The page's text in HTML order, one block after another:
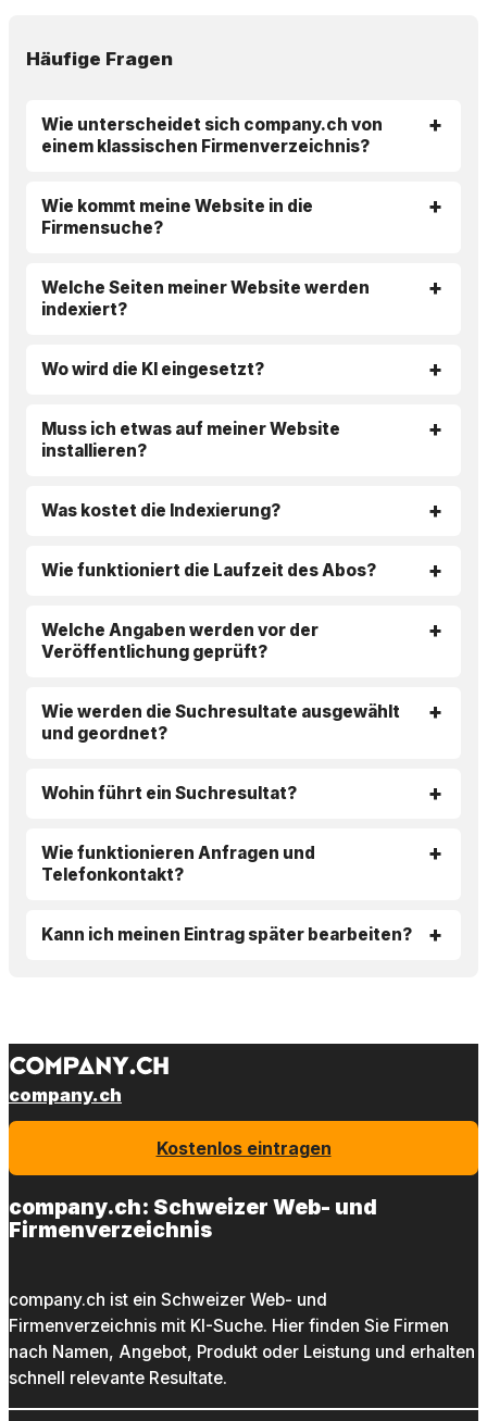
Häufige Fragen
Wie unterscheidet sich company.ch von
einem klassischen Firmenverzeichnis?
Wie kommt meine Website in die
Firmensuche?
Welche Seiten meiner Website werden
indexiert?
Wo wird die KI eingesetzt?
Muss ich etwas auf meiner Website
installieren?
Was kostet die Indexierung?
Wie funktioniert die Laufzeit des Abos?
Welche Angaben werden vor der
Veröffentlichung geprüft?
Wie werden die Suchresultate ausgewählt
und geordnet?
Wohin führt ein Suchresultat?
Wie funktionieren Anfragen und
Telefonkontakt?
Kann ich meinen Eintrag später bearbeiten?
company.ch
Kostenlos eintragen
company.ch: Schweizer Web- und
Firmenverzeichnis
company.ch ist ein Schweizer Web- und
Firmenverzeichnis mit KI-Suche. Hier finden Sie Firmen
nach Namen, Angebot, Produkt oder Leistung und erhalten
schnell relevante Resultate.